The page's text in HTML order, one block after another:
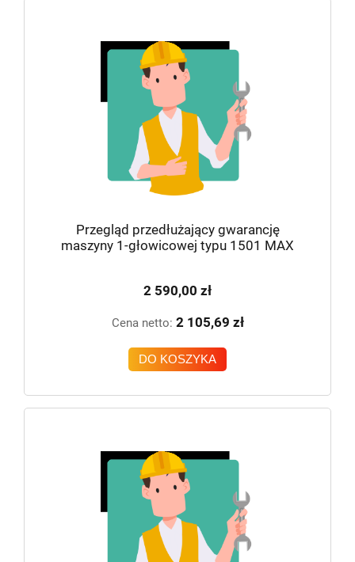
Przegląd przedłużający gwarancję
maszyny 1-głowicowej typu 1501 MAX
2 590,00 zł
Cena netto: 2 105,69 zł
DO KOSZYKA